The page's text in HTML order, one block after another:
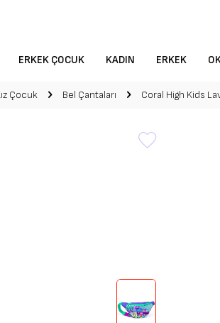
ERKEK ÇOCUK KADIN ERKEK
Çocuk Bel Çantaları Coral High Kids